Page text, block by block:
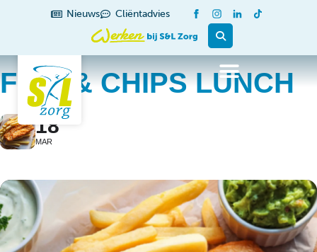
Nieuws Cliëntadvies
FISH & CHIPS LUNCH
18
MAR